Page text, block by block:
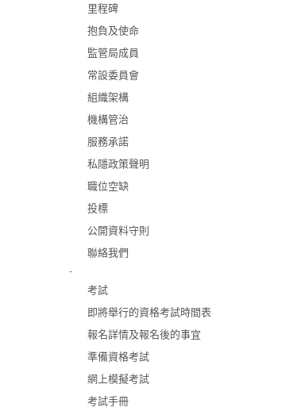
里程碑
抱負及使命
監管局成員
常設委員會
組織架構
機構管治
服務承諾
私隱政策聲明
職位空缺
投標
公開資料守則
聯絡我們
-
考試
即將舉行的資格考試時間表
報名詳情及報名後的事宜
準備資格考試
網上模擬考試
考試手冊